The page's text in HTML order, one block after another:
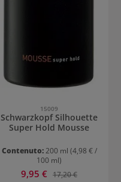
15009
Schwarzkopf Silhouette
Super Hold Mousse
Contenuto:200 ml (4,98 € /
100 ml)
Prezzo di vendita:
9,95 € Prezzo normale:
17,20 €